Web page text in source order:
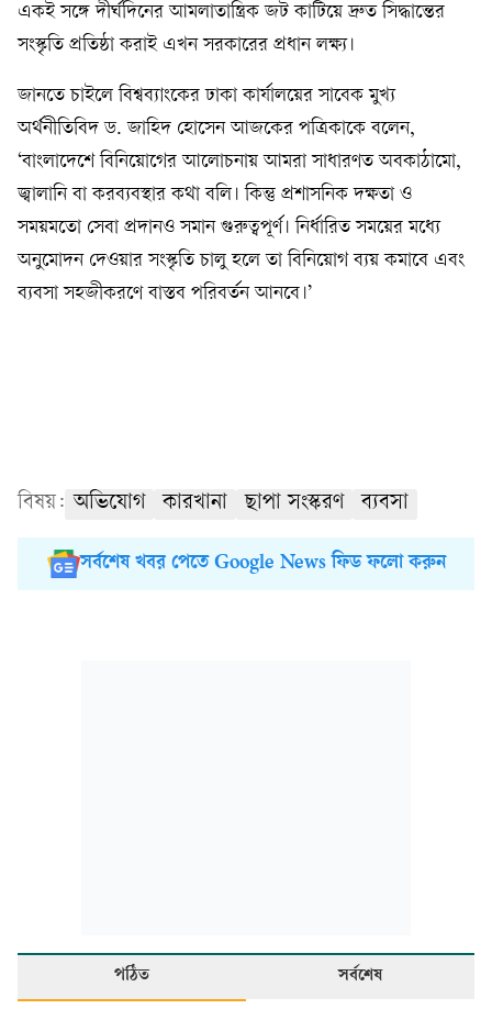
একই সঙ্গে দীর্ঘদিনের আমলাতান্ত্রিক জট কাটিয়ে দ্রুত সিদ্ধান্তের
সংস্কৃতি প্রতিষ্ঠা করাই এখন সরকারের প্রধান লক্ষ্য।
জানতে চাইলে বিশ্বব্যাংকের ঢাকা কার্যালয়ের সাবেক মুখ্য
অর্থনীতিবিদ ড. জাহিদ হোসেন আজকের পত্রিকাকে বলেন,
‘বাংলাদেশে বিনিয়োগের আলোচনায় আমরা সাধারণত অবকাঠামো,
জ্বালানি বা করব্যবস্থার কথা বলি। কিন্তু প্রশাসনিক দক্ষতা ও
সময়মতো সেবা প্রদানও সমান গুরুত্বপূর্ণ। নির্ধারিত সময়ের মধ্যে
অনুমোদন দেওয়ার সংস্কৃতি চালু হলে তা বিনিয়োগ ব্যয় কমাবে এবং
ব্যবসা সহজীকরণে বাস্তব পরিবর্তন আনবে।’
বিষয়: অভিযোগ কারখানা ছাপা সংস্করণ ব্যবসা
সর্বশেষ খবর পেতে Google News ফিড ফলো করুন
পঠিত সর্বশেষ